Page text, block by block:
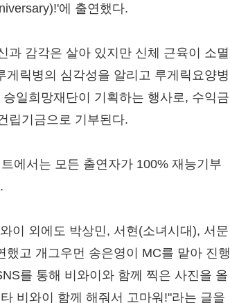
에 출연했다.
과 감각은 살아 있지만 신체 근육이 소멸
게릭병의 심각성을 알리고 루게릭요양병
일희망재단이 기획하는 행사로, 수익금
립기금으로 기부된다.
에서는 모든 출연자가 100% 재능기부
이 외에도 박상민, 서현(소녀시대), 서문
했고 개그우먼 송은영이 MC를 맡아 진행
를 통해 비와이와 함께 찍은 사진을 올
비와이 함께 해줘서 고마워!"라는 글을